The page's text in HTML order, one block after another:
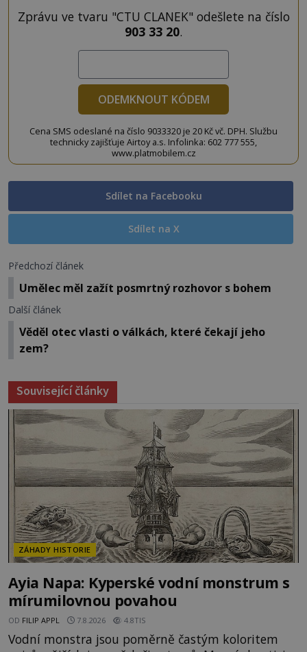
Zprávu ve tvaru "CTU CLANEK" odešlete na číslo
903 33 20.
ODEMKNOUT KÓDEM
Cena SMS odeslané na číslo 9033320 je 20 Kč vč. DPH. Službu
technicky zajišťuje Airtoy a.s. Infolinka: 602 777 555,
www.platmobilem.cz
Sdílet na Facebooku
Sdílet na X
Předchozí článek
Umělec měl zažít posmrtný rozhovor s bohem
Další článek
Věděl otec vlasti o válkách, které čekají jeho
zem?
Související články
ZÁHADY HISTORIE
Ayia Napa: Kyperské vodní monstrum s
mírumilovnou povahou
OD FILIP APPL 7.8.2026 4.8TIS
Vodní monstra jsou poměrně častým koloritem